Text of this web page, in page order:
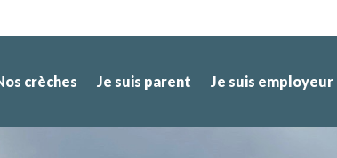
crèches Je suis parent Je suis employeur